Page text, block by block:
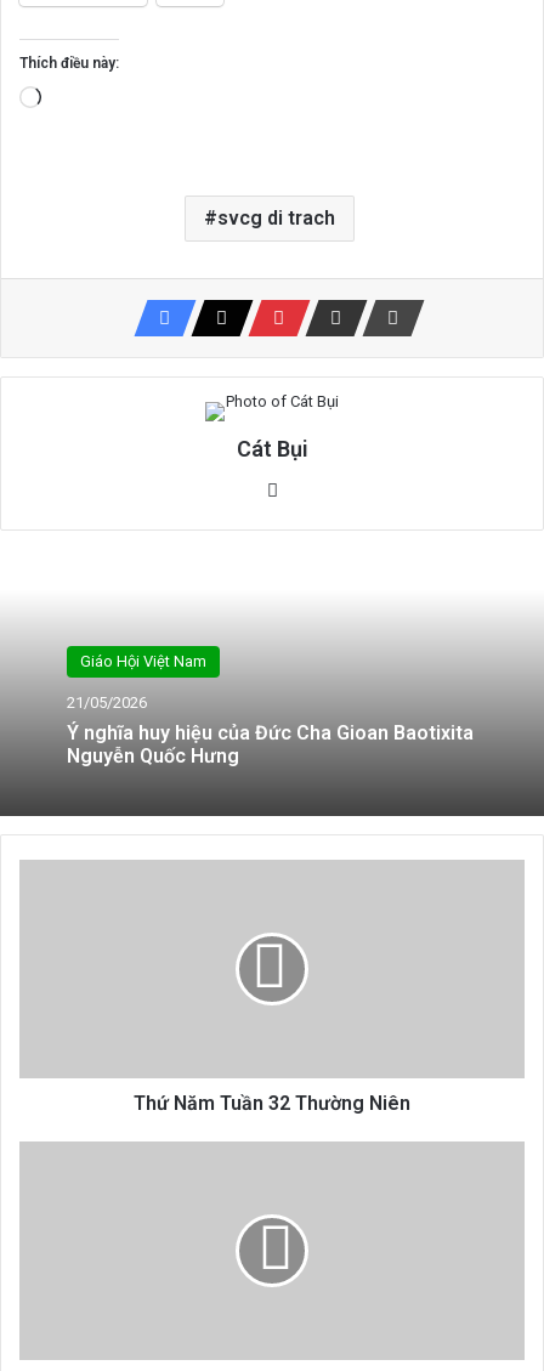
Thích điều này:
Đang
svcg di trach
Cát Bụi
Giáo Hội Việt Nam
21/05/2026
Ý nghĩa huy hiệu của Đức Cha Gioan Baotixita
Nguyễn Quốc Hưng
Thứ Năm Tuần 32 Thường Niên